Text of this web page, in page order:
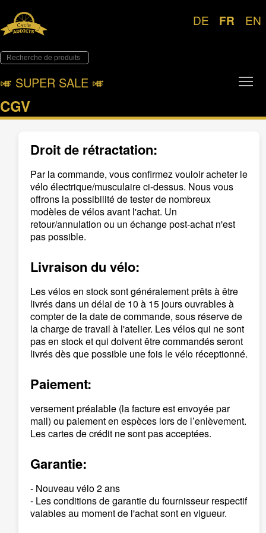
DE FR EN
🎺︎ SUPER SALE 🎺︎
CGV
Droit de rétractation:
Par la commande, vous confirmez vouloir acheter le
vélo électrique/musculaire ci-dessus. Nous vous
offrons la possibilité de tester de nombreux
modèles de vélos avant l'achat. Un
retour/annulation ou un échange post-achat n'est
pas possible.
Livraison du vélo:
Les vélos en stock sont généralement prêts à être
livrés dans un délai de 10 à 15 jours ouvrables à
compter de la date de commande, sous réserve de
la charge de travail à l'atelier. Les vélos qui ne sont
pas en stock et qui doivent être commandés seront
livrés dès que possible une fois le vélo réceptionné.
Paiement:
versement préalable (la facture est envoyée par
mail) ou paiement en espèces lors de l’enlèvement.
Les cartes de crédit ne sont pas acceptées.
Garantie:
- Nouveau vélo 2 ans
- Les conditions de garantie du fournisseur respectif
valables au moment de l'achat sont en vigueur.